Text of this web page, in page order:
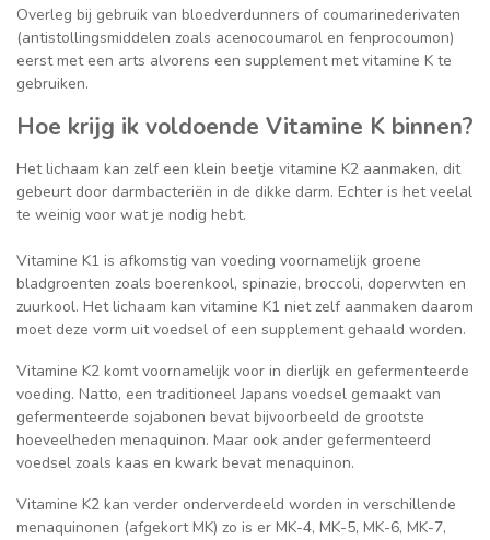
Overleg bij gebruik van bloedverdunners of coumarinederivaten
(antistollingsmiddelen zoals acenocoumarol en fenprocoumon)
eerst met een arts alvorens een supplement met vitamine K te
gebruiken.
Hoe krijg ik voldoende Vitamine K binnen?
Het lichaam kan zelf een klein beetje vitamine K2 aanmaken, dit
gebeurt door darmbacteriën in de dikke darm. Echter is het veelal
te weinig voor wat je nodig hebt.
Vitamine K1 is afkomstig van voeding voornamelijk groene
bladgroenten zoals boerenkool, spinazie, broccoli, doperwten en
zuurkool. Het lichaam kan vitamine K1 niet zelf aanmaken daarom
moet deze vorm uit voedsel of een supplement gehaald worden.
Vitamine K2 komt voornamelijk voor in dierlijk en gefermenteerde
voeding. Natto, een traditioneel Japans voedsel gemaakt van
gefermenteerde sojabonen bevat bijvoorbeeld de grootste
hoeveelheden menaquinon. Maar ook ander gefermenteerd
voedsel zoals kaas en kwark bevat menaquinon.
Vitamine K2 kan verder onderverdeeld worden in verschillende
menaquinonen (afgekort MK) zo is er MK-4, MK-5, MK-6, MK-7,